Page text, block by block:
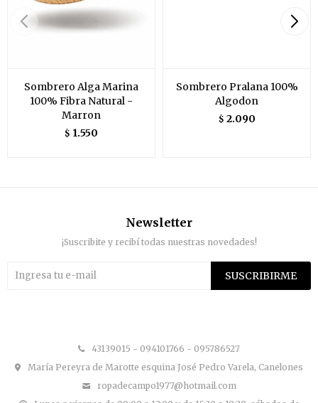
Sombrero Alga Marina
100% Fibra Natural -
Marron
$ 1.550
Sombrero Pralana 100%
Algodon
$ 2.090
43139015 - 094101766 - 095786527
María Pereyra de Marotte esquina José Pedro Varela, Canelones
ropadecampo1977@hotmail.com
Newsletter
¡Suscribite y recibí todas nuestras novedades!
SUSCRIBIRME